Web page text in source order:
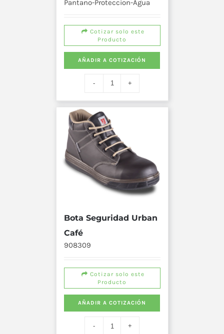
Pantano-Proteccion-Agua
Cotizar solo este
Producto
AÑADIR A COTIZACIÓN
Bota Seguridad Urban
Café
908309
Cotizar solo este
Producto
AÑADIR A COTIZACIÓN